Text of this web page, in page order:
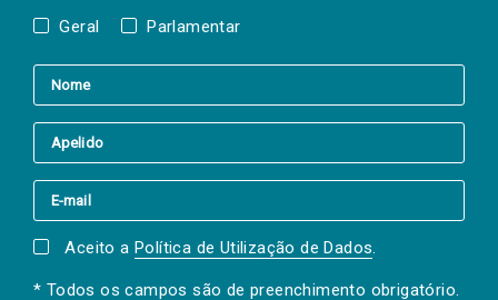
Geral Parlamentar
Aceito a Política de Utilização de Dados.
* Todos os campos são de preenchimento obrigatório.